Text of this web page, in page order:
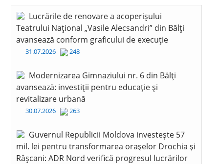
Lucrările de renovare a acoperișului
Teatrului Național „Vasile Alecsandri” din Bălți
avansează conform graficului de execuție
31.07.2026 248
Modernizarea Gimnaziului nr. 6 din Bălți
avansează: investiții pentru educație și
revitalizare urbană
30.07.2026 263
Guvernul Republicii Moldova investește 57
mil. lei pentru transformarea orașelor Drochia și
Râșcani: ADR Nord verifică progresul lucrărilor